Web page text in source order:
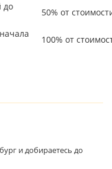
до
50% от
100% от
и добираетесь до